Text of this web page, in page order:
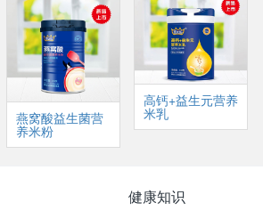
燕窝酸益生菌营
养米粉
高钙+益生元营养
米乳
健康知识